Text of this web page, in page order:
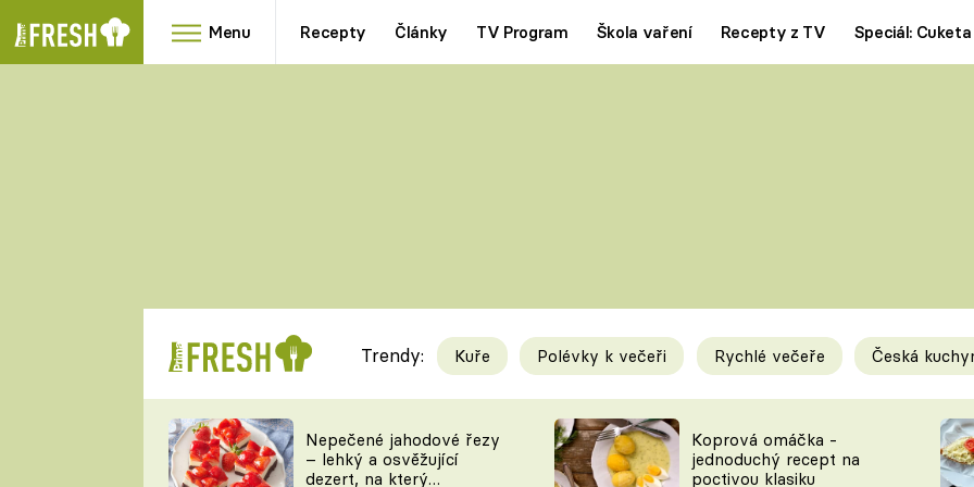
Menu Recepty Články TV Program Škola vaření Recepty z TV Speciál: Cuketa
RYCHLOVKY
Videorecepty
TEĎ VAŘÍ ŠÉF!
Tipy a triky
KAM ZA JÍDLEM
Trendy: Kuře Polévky k večeři Rychlé večeře Česká
Nepečené jahodové řezy
– lehký a osvěžující
dezert, na který
Koprová omáčka -
jednoduchý recept na
poctivou klasiku